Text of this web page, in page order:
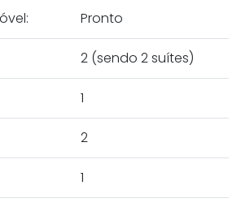
Pronto
2 (sendo 2 suítes)
1
2
1